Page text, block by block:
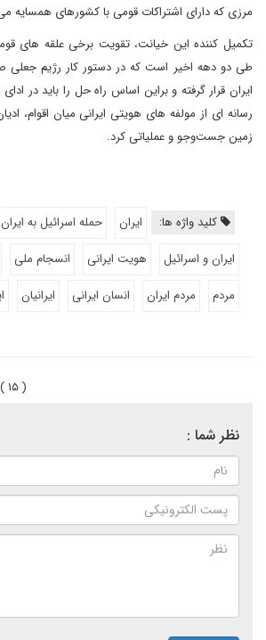
مرزی که دارای اشتراکات قومی با کشورهای همسایه
تکمیل کننده این خیانت، تقویت برخی علقه های
طی دو دهه اخیر است که در دستور کار رژیم جعلی
ایران قرار گرفته و براین اساس راه حل را باید در
رسانه ای از مولفه های هویتی ایرانی میان اقوام،
زمین جست‌وجو و عملیاتی کرد.
کلید واژه ها: ایران حمله اسرائیل به ایران
ایران و اسرائیل
هویت ایرانی انسجام ملی
مردم
مردم ایران انسان ایرانی ایرانیان
( ۱۵ )
نظر شما :